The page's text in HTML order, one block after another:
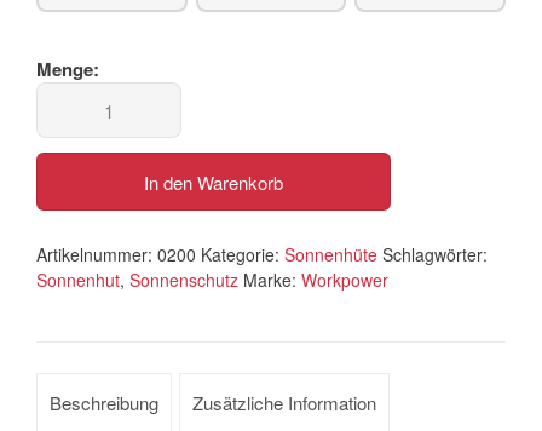
In den Warenkorb
Artikelnummer: 0200 Kategorie: Sonnenhüte Schlagwörter:
Sonnenhut, Sonnenschutz Marke: Workpower
Beschreibung Zusätzliche Information